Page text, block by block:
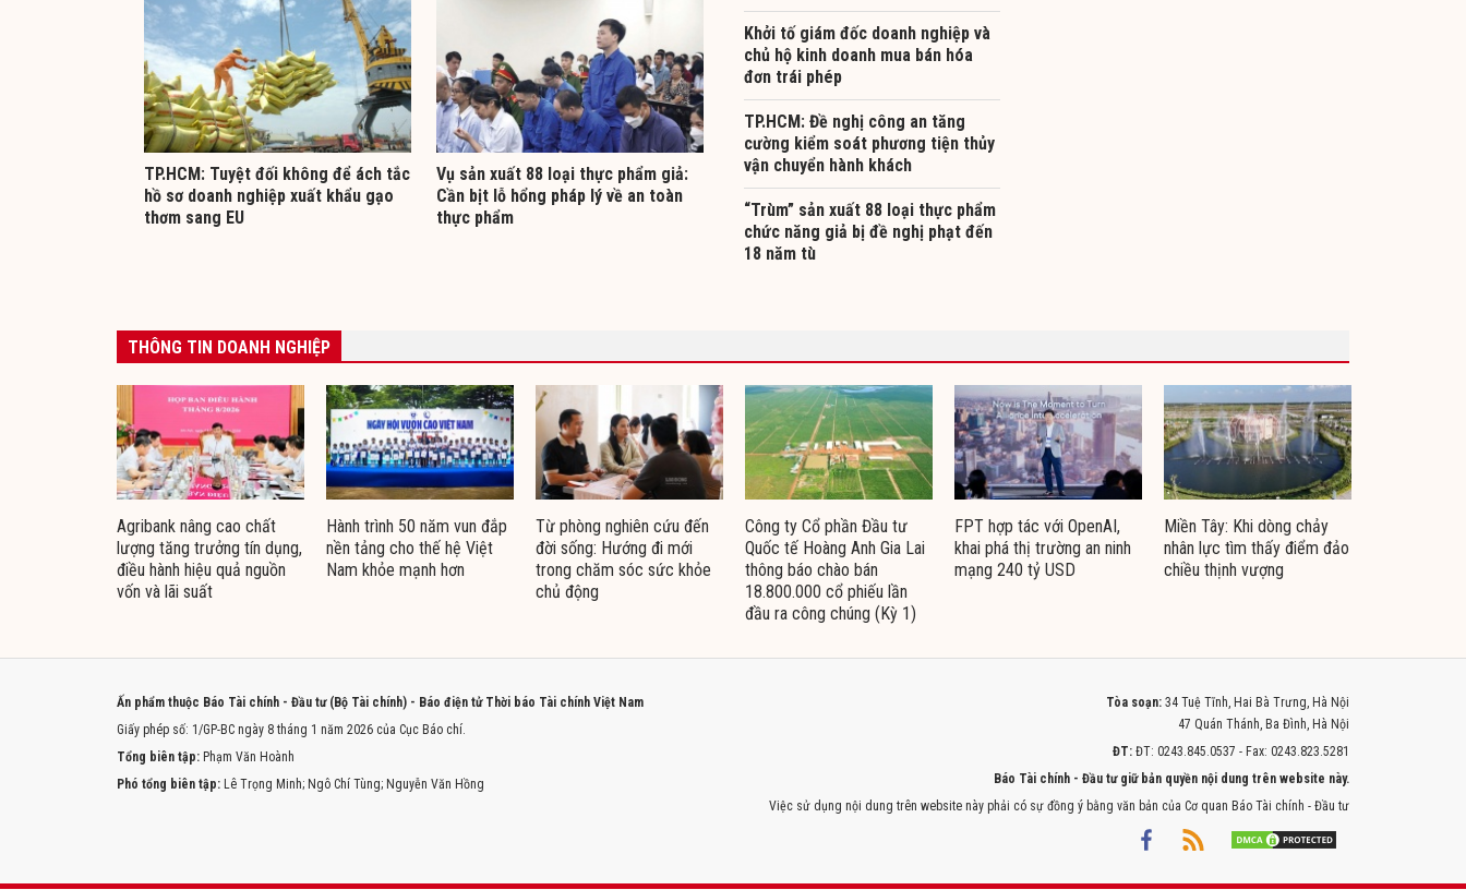
TP.HCM: Tuyệt đối không để ách tắc
hồ sơ doanh nghiệp xuất khẩu gạo
thơm sang EU
Vụ sản xuất 88 loại thực phẩm giả:
Cần bịt lỗ hổng pháp lý về an toàn
thực phẩm
Khởi tố giám đốc doanh nghiệp và
chủ hộ kinh doanh mua bán hóa
đơn trái phép
TP.HCM: Đề nghị công an tăng
cường kiểm soát phương tiện thủy
vận chuyển hành khách
“Trùm” sản xuất 88 loại thực phẩm
chức năng giả bị đề nghị phạt đến
18 năm tù
THÔNG TIN DOANH NGHIỆP
Agribank nâng cao chất
lượng tăng trưởng tín dụng,
điều hành hiệu quả nguồn
vốn và lãi suất
Hành trình 50 năm vun đắp
nền tảng cho thế hệ Việt
Nam khỏe mạnh hơn
Từ phòng nghiên cứu đến
đời sống: Hướng đi mới
trong chăm sóc sức khỏe
chủ động
Công ty Cổ phần Đầu tư
Quốc tế Hoàng Anh Gia Lai
thông báo chào bán
18.800.000 cổ phiếu lần
đầu ra công chúng (Kỳ 1)
FPT hợp tác với OpenAI,
khai phá thị trường an ninh
mạng 240 tỷ USD
Miền Tây: Khi dòng chảy
nhân lực tìm thấy điểm đảo
chiều thịnh vượng
Ấn phẩm thuộc Báo Tài chính - Đầu tư (Bộ Tài chính) - Báo điện tử Thời báo Tài chính Việt Nam
Giấy phép số: 1/GP-BC ngày 8 tháng 1 năm 2026 của Cục Báo chí.
Tổng biên tập: Phạm Văn Hoành
Phó tổng biên tập: Lê Trọng Minh; Ngô Chí Tùng; Nguyễn Văn Hồng
Tòa soạn: 34 Tuệ Tĩnh, Hai Bà Trưng, Hà Nội
47 Quán Thánh, Ba Đình, Hà Nội
ĐT: ĐT: 0243.845.0537 - Fax: 0243.823.5281
Báo Tài chính - Đầu tư giữ bản quyền nội dung trên website này.
Việc sử dụng nội dung trên website này phải có sự đồng ý bằng văn bản của Cơ quan Báo Tài chính - Đầu tư